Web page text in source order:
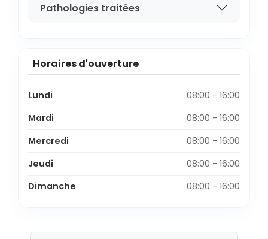
Pathologies traitées
Horaires d'ouverture
Lundi
08:00 - 16:00
Mardi
08:00 - 16:00
Mercredi
08:00 - 16:00
Jeudi
08:00 - 16:00
Dimanche
08:00 - 16:00